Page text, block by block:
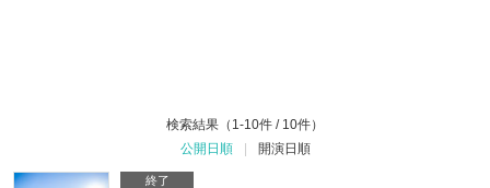
検索結果（1-10件 / 10件）
公開日順
開演日順
終了